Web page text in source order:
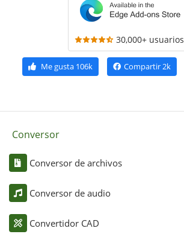
30,000+ usuarios
Me gusta106k Compartir2k
Conversor
Conversor de archivos
Conversor de audio
Convertidor CAD